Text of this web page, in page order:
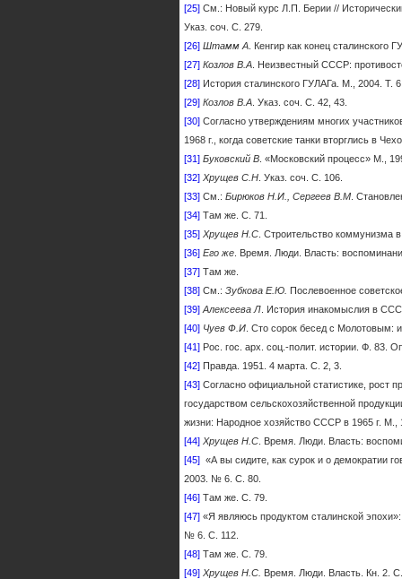
[25] См.: Новый курс Л.П. Берии //
Указ. соч. С. 279.
[26] Штамм А . Кенгир как конец
[27] Козлов В.А . Неизвестный СССР:
[28] История сталинского ГУЛАГа. М., 2004. Т.
[29] Козлов В.А . Указ. соч. С. 42, 43.
[30] Согласно утверждениям многих
1968 г., когда советские танки вторглись в
[31] Буковский В . «Московский процесс» М.,
[32] Хрущев С.Н . Указ. соч. С. 106.
[33] См.: Бирюков Н.И., Сергеев В.М .
[34] Там же. С. 71.
[35] Хрущев Н.С . Строительство коммунизма
[36] Его же . Время. Люди. Власть:
[37] Там же.
[38] См.: Зубкова Е.Ю. Послевоенное
[39] Алексеева Л . История инакомыслия в
[40] Чуев Ф.И . Сто сорок бесед с Молотовым:
[41] Рос. гос. арх. соц.-полит. истории. Ф. 83.
[42] Правда. 1951. 4 марта. С. 2, 3.
[43] Согласно официальной статистике, рост
государством сельскохозяйственной
жизни: Народное хозяй­ство СССР в 1965 г. М.,
[44] Хрущев Н.С . Время. Люди. Власть:
[45] «А вы сидите, как сурок и о демократии
2003. № 6. С. 80.
[46] Там же. С. 79.
[47] «Я являюсь продуктом сталинской
№ 6. С. 112.
[48] Там же. С. 79.
[49] Хрущев Н.С. Время. Люди. Власть. Кн. 2.